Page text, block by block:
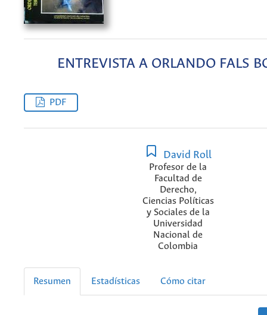
ENTREVISTA A ORLANDO FALS
PDF
David Roll
Profesor de la
Facultad de
Derecho,
Ciencias Políticas
y Sociales de la
Universidad
Nacional de
Colombia
Resumen Estadísticas Cómo citar